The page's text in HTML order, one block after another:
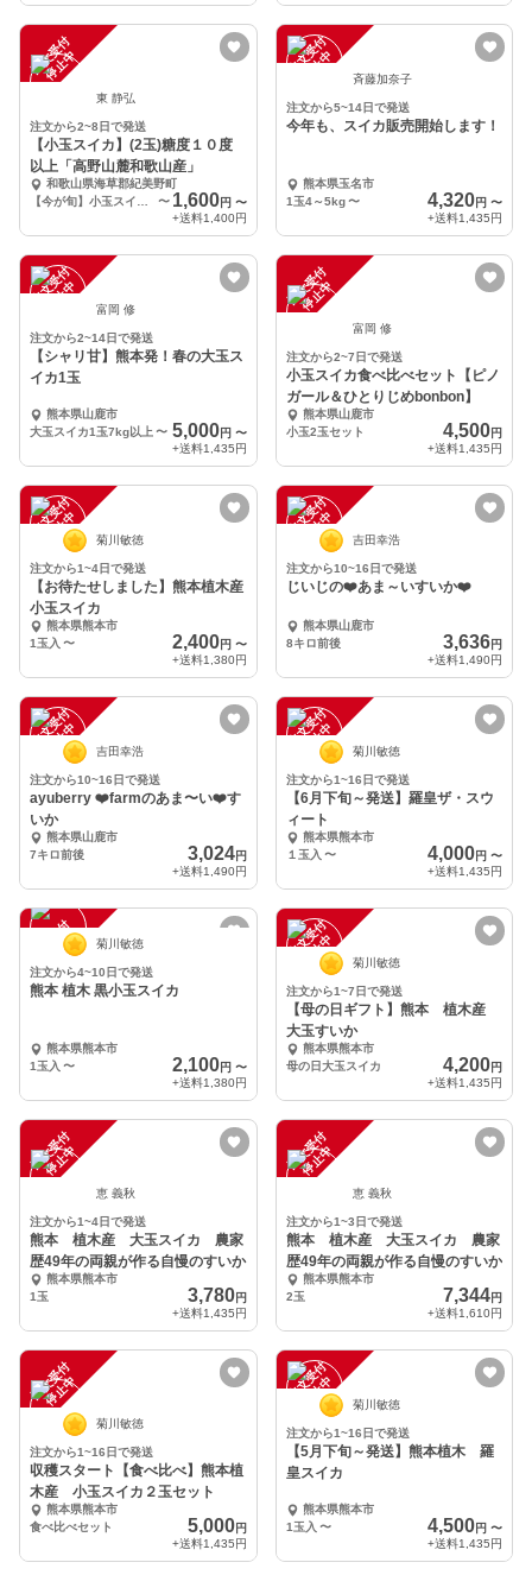
注
文
受
付
停
止
中
東 静弘
注文から2~8日で発送
【小玉スイカ】(2玉)糖度１０度
以上「高野山麓和歌山産」
和歌山県海草郡紀美野町
〜 1,600円 〜
+送料1,400円
注
文
受
付
停
止
中 斉藤加奈子
注文から5~14日で発送
今年も、スイカ販売開始します！
熊本県玉名市
1玉4～5kg 〜 4,320円 〜
+送料1,435円
注
文
受
付
停
止
中 富岡 修
注文から2~14日で発送
【シャリ甘】熊本発！春の大玉ス
イカ1玉
熊本県山鹿市
大玉スイカ1玉7kg以上 〜 5,000円 〜
+送料1,435円
注
文
受
付
停
止
中
富岡 修
注文から2~7日で発送
小玉スイカ食べ比べセット【ピノ
ガール＆ひとりじめbonbon】
熊本県山鹿市
小玉2玉セット
4,500円
+送料1,435円
注
文
受
付
停
止
中 菊川敏徳
注文から1~4日で発送
【お待たせしました】熊本植木産
小玉スイカ
熊本県熊本市
1玉入 〜 2,400円 〜
+送料1,380円
注
文
受
付
停
止
中 吉田幸浩
注文から10~16日で発送
じいじの❤️あま～いすいか❤️
熊本県山鹿市
8キロ前後
3,636円
+送料1,490円
注
文
受
付
停
止
中 吉田幸浩
注文から10~16日で発送
ayuberry ❤️farmのあま〜い❤️す
いか
熊本県山鹿市
7キロ前後
3,024円
+送料1,490円
注
文
受
付
停
止
中 菊川敏徳
注文から1~16日で発送
【6月下旬～発送】羅皇ザ・スウ
ィート
熊本県熊本市
１玉入 〜 4,000円 〜
+送料1,435円
注
文
受
付
停
止
中 菊川敏徳
注文から4~10日で発送
熊本 植木 黒小玉スイカ
熊本県熊本市
1玉入 〜 2,100円 〜
+送料1,380円
注
文
受
付
停
止
中 菊川敏徳
注文から1~7日で発送
【母の日ギフト】熊本 植木産
大玉すいか
熊本県熊本市
母の日大玉スイカ
4,200円
+送料1,435円
注
文
受
付
停
止
中
恵 義秋
注文から1~4日で発送
熊本 植木産 大玉スイカ 農家
歴49年の両親が作る自慢のすいか
熊本県熊本市
1玉
3,780円
+送料1,435円
注
文
受
付
停
止
中
恵 義秋
注文から1~3日で発送
熊本 植木産 大玉スイカ 農家
歴49年の両親が作る自慢のすいか
熊本県熊本市
2玉
7,344円
+送料1,610円
注
文
受
付
停
止
中
菊川敏徳
注文から1~16日で発送
収穫スタート【食べ比べ】熊本植
木産 小玉スイカ２玉セット
熊本県熊本市
食べ比べセット
5,000円
+送料1,435円
注
文
受
付
停
止
中 菊川敏徳
注文から1~16日で発送
【5月下旬～発送】熊本植木 羅
皇スイカ
熊本県熊本市
1玉入 〜 4,500円 〜
+送料1,435円